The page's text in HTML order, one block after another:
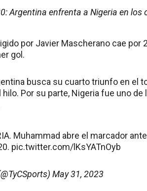
Argentina enfrenta a Nigeria en los
por Javier Mascherano cae por
gol.
busca su cuarto triunfo en el
Por su parte, Nigeria fue uno
Muhammad abre el marcador
. pic.twitter.com/lKsYATnOyb
May 31, 2023